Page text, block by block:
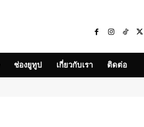
ช่องยูทูป เกี่ยวกับเรา ติดต่อ